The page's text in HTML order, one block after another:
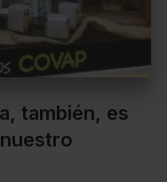
también, es